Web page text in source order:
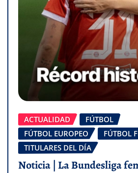
ACTUALIDAD
FÚTBOL
FÚTBOL EUROPEO
FÚTBOL
TITULARES DEL DÍA
Noticia | La Bundesliga